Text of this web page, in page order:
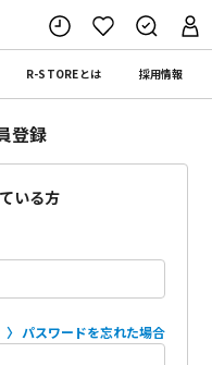
R-STOREとは 採用情報
登録
いる方
パスワードを忘れた場合